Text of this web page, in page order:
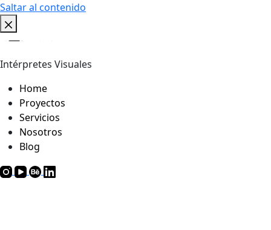
Saltar al contenido
Intérpretes Visuales
Home
Proyectos
Servicios
Nosotros
Blog